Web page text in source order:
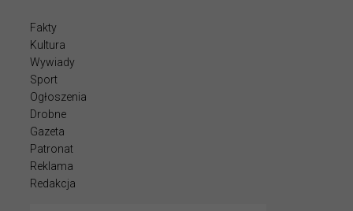
Fakty
Kultura
Wywiady
Sport
Ogłoszenia
Drobne
Gazeta
Patronat
Reklama
Redakcja